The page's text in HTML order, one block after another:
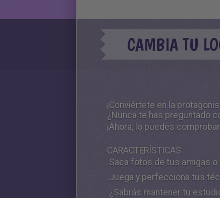
CAMBIA TU
¡Conviértete en la
¿Nunca te has preguntado
¡Ahora, lo puedes
CARACTERÍSTICAS
 Saca fotos de tus amigas
 Juega y perfecciona tus
 ¿Sabrás mantener tu